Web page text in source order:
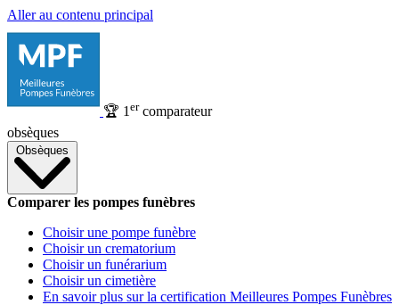
Aller au contenu principal
🏆 1 ercomparateur
obsèques
Obsèques
Comparer les pompes funèbres
Choisir une pompe funèbre
Choisir un crematorium
Choisir un funérarium
Choisir un cimetière
En savoir plus sur la certification Meilleures Pompes Funèbres